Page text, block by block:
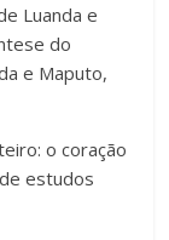
Luanda e
do
e Maputo,
o coração
estudos